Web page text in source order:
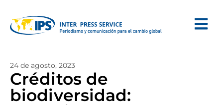
24 de agosto, 2023
Créditos de
biodiversidad: